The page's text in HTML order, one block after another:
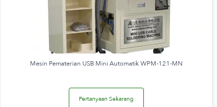
Mesin Pematerian USB Mini Automatik WPM-121-MN
Pertanyaan Sekarang